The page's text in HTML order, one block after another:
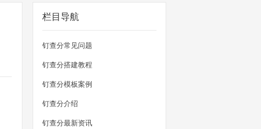
栏目导航
钉查分常见问题
钉查分搭建教程
钉查分模板案例
钉查分介绍
钉查分最新资讯